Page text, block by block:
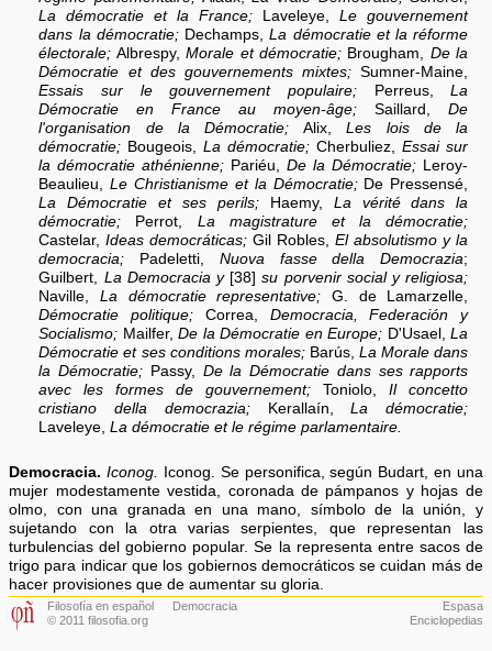
La démocratie et la France; Laveleye,Le gouvernement
dans la démocratie;Dechamps,La démocratie et la réforme
électorale; Albrespy,Morale et démocratie; Brougham, De la
Démocratie et des gouvernements mixtes; Sumner-Maine,
Essais sur le gouvernement populaire;Perreus,La
Démocratie en France au moyen-âge; Saillard,De
l'organisation de la Démocratie; Alix,Les lois de la
démocratie; Bougeois,La démocratie; Cherbuliez,Essai sur
la démocratie athénienne; Pariéu,De la Démocratie; Leroy-
Beaulieu,Le Christianisme et la Démocratie;De Pressensé,
La Démocratie et ses perils;Haemy, La vérité dans la
démocratie; Perrot, La magistrature et la démocratie;
Castelar,Ideas democráticas; Gil Robles,El absolutismo y la
democracia; Padeletti, Nuova fasse della Democrazia;
Guilbert, La Democracia y[38]su porvenir social y religiosa;
Naville, La démocratie representative; G. de Lamarzelle,
Démocratie politique; Correa, Democracia, Federación y
Socialismo; Mailfer,De la Démocratie en Europe; D'Usael,La
Démocratie et ses conditions morales;Barús,La Morale dans
la Démocratie; Passy, De la Démocratie dans ses rapports
avec les formes de gouvernement; Toniolo,Il concetto
cristiano della democrazia;Kerallaín,La démocratie;
Laveleye,La démocratie et le régime parlamentaire.
Democracia. Iconog.
Iconog. Se personifica, según Bu­dart, en una
mujer modestamente vestida, coronada de pámpanos y hojas de
olmo, con una granada en una mano, símbolo de la unión, y
sujetando con la otra varias serpientes, que representan las
turbulen­cias del gobierno popular. Se la representa entre sacos de
trigo para indicar que los gobiernos demo­cráticos se cuidan más de
hacer provisiones que de aumentar su gloria.
Filosofía en español
© 2011 filosofia.org
Democracia
Espasa
Enciclopedias